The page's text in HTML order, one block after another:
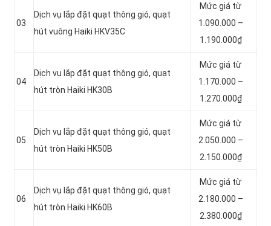
03
Dịch vụ lắp đặt quạt thông gió, quạt
hút vuông Haiki HKV35C
Mức giá từ
1.090.000 –
1.190.000₫
04
Dịch vụ lắp đặt quạt thông gió, quạt
hút tròn Haiki HK30B
Mức giá từ
1.170.000 –
1.270.000₫
05
Dịch vụ lắp đặt quạt thông gió, quạt
hút tròn Haiki HK50B
Mức giá từ
2.050.000 –
2.150.000₫
06
Dịch vụ lắp đặt quạt thông gió, quạt
hút tròn Haiki HK60B
Mức giá từ
2.180.000 –
2.380.000₫